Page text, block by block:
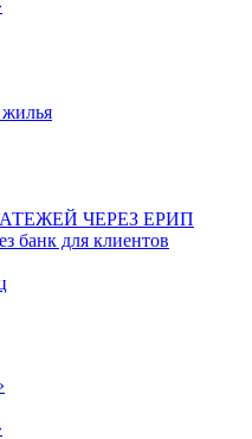
ЧЕРЕЗ ЕРИП
банк для клиентов